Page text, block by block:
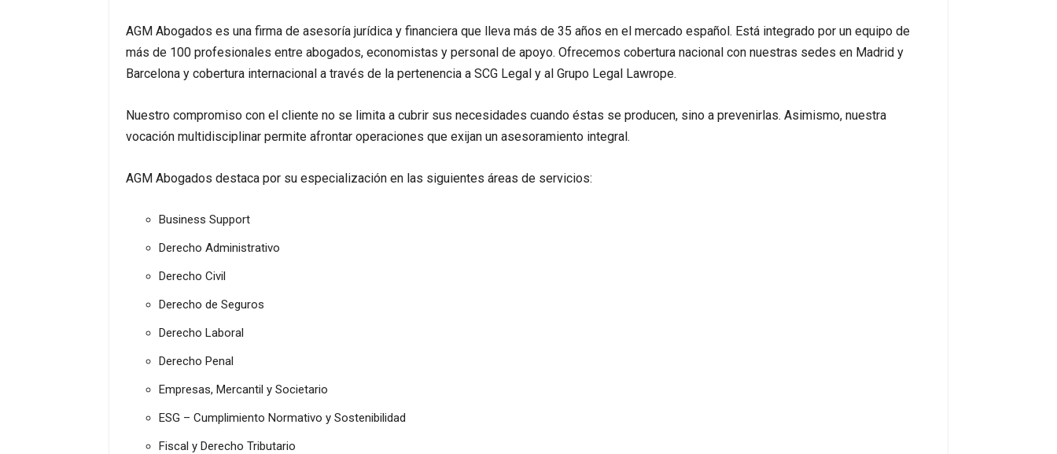
AGM Abogados es una firma de asesoría jurídica y financiera que lleva más de 35 años en el mercado español. Está integrado por un equipo de
más de 100 profesionales entre abogados, economistas y personal de apoyo. Ofrecemos cobertura nacional con nuestras sedes en Madrid y
Barcelona y cobertura internacional a través de la pertenencia a SCG Legal y al Grupo Legal Lawrope.
Nuestro compromiso con el cliente no se limita a cubrir sus necesidades cuando éstas se producen, sino a prevenirlas. Asimismo, nuestra
vocación multidisciplinar permite afrontar operaciones que exijan un asesoramiento integral.
AGM Abogados destaca por su especialización en las siguientes áreas de servicios:
Business Support
Derecho Administrativo
Derecho Civil
Derecho de Seguros
Derecho Laboral
Derecho Penal
Empresas, Mercantil y Societario
ESG – Cumplimiento Normativo y Sostenibilidad
Fiscal y Derecho Tributario